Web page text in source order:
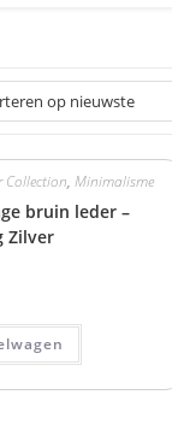
Collection, Minimalisme
bruin leder –
Zilver